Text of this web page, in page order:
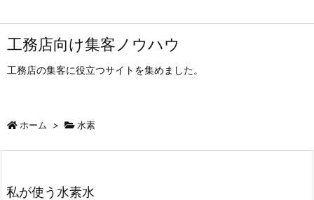
工務店向け集客ノウハウ
工務店の集客に役立つサイトを集めました。
ホーム > 水素
私が使う水素水